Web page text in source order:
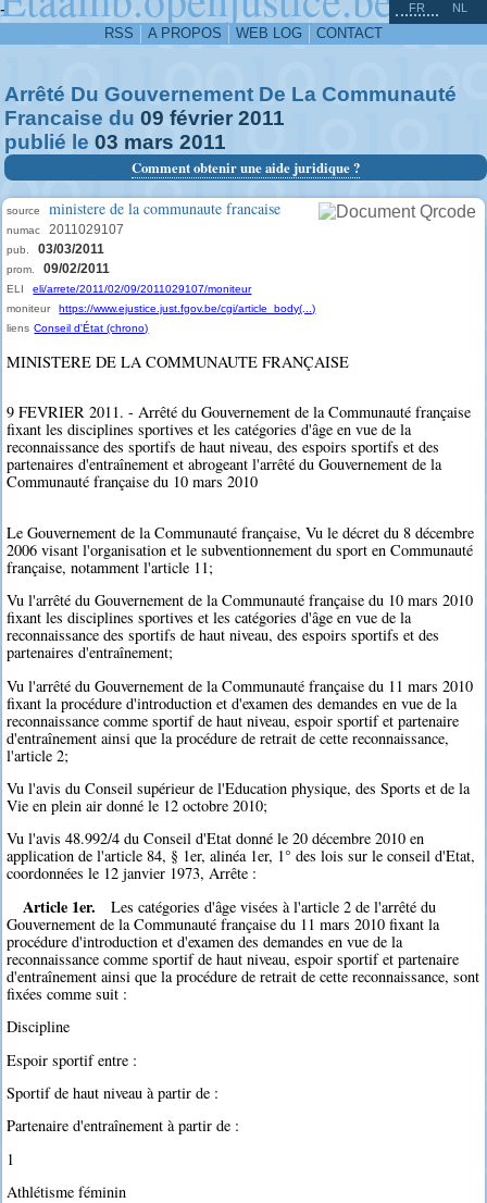
-
RSS A PROPOS WEB LOG CONTACT
FR NL
Arrêté Du Gouvernement De La Communauté
Francaise du 09 février 2011
publié le 03 mars 2011
Comment obtenir une aide juridique ?
source ministere de la communaute francaise
numac 2011029107
pub. 03/03/2011
prom. 09/02/2011
ELI
eli/arrete/2011/02/09/2011029107/moniteur
moniteur
https://www.ejustice.just.fgov.be/cgi/article_body(...)
liens Conseil d'État (chrono)
MINISTERE DE LA COMMUNAUTE FRANÇAISE
9 FEVRIER 2011. - Arrêté du Gouvernement de la Communauté française
fixant les disciplines sportives et les catégories d'âge en vue de la
reconnaissance des sportifs de haut niveau, des espoirs sportifs et des
partenaires d'entraînement et abrogeant l'arrêté du Gouvernement de la
Communauté française du 10 mars 2010
Le Gouvernement de la Communauté française, Vu le décret du 8 décembre
2006 visant l'organisation et le subventionnement du sport en Communauté
française, notamment l'article 11;
Vu l'arrêté du Gouvernement de la Communauté française du 10 mars 2010
fixant les disciplines sportives et les catégories d'âge en vue de la
reconnaissance des sportifs de haut niveau, des espoirs sportifs et des
partenaires d'entraînement;
Vu l'arrêté du Gouvernement de la Communauté française du 11 mars 2010
fixant la procédure d'introduction et d'examen des demandes en vue de la
reconnaissance comme sportif de haut niveau, espoir sportif et partenaire
d'entraînement ainsi que la procédure de retrait de cette reconnaissance,
l'article 2;
Vu l'avis du Conseil supérieur de l'Education physique, des Sports et de la
Vie en plein air donné le 12 octobre 2010;
Vu l'avis 48.992/4 du Conseil d'Etat donné le 20 décembre 2010 en
application de l'article 84, § 1er, alinéa 1er, 1° des lois sur le conseil d'Etat,
coordonnées le 12 janvier 1973, Arrête :
Article 1er.
Les catégories d'âge visées à l'article 2 de l'arrêté du
Gouvernement de la Communauté française du 11 mars 2010 fixant la
procédure d'introduction et d'examen des demandes en vue de la
reconnaissance comme sportif de haut niveau, espoir sportif et partenaire
d'entraînement ainsi que la procédure de retrait de cette reconnaissance, sont
fixées comme suit :
Discipline
Espoir sportif entre :
Sportif de haut niveau à partir de :
Partenaire d'entraînement à partir de :
1
Athlétisme féminin
^